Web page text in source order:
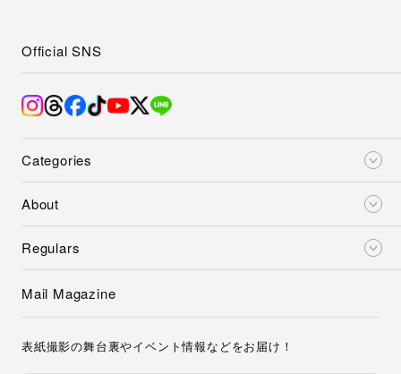
Categories
About
Regulars
Official SNS
Mail Magazine
表紙撮影の舞台裏やイベント情報などをお届け！